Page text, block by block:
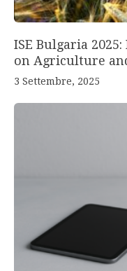
ISE Bulgaria
on Agriculture
3 Settembre, 2025